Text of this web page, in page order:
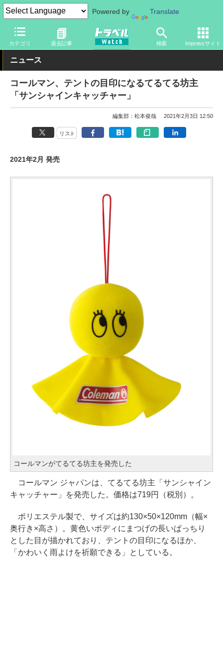
Powered by Translate
カテゴリ 過去記事 検索 Impressサイト
トラベル Watch 旅のアイテム 旅行グッズ
ニュース
コールマン、テントの目印になるてるてる坊主
「サンシャインキャッチャー」
編集部：松本俊哉 2021年2月3日 12:50
リスト
2021年2月 発売
コールマンがてるてる坊主を発売した
コールマン ジャパンは、てるてる坊主「サンシャイン
キャッチャー」を発売した。価格は719円（税別）。
ポリエステル製で、サイズは約130×50×120mm（幅×
奥行き×高さ）。黄色いボディにまつげの長いぱっちり
とした目が描かれており、テントの目印になるほか、
「かわいく雨よけを祈願できる」としている。